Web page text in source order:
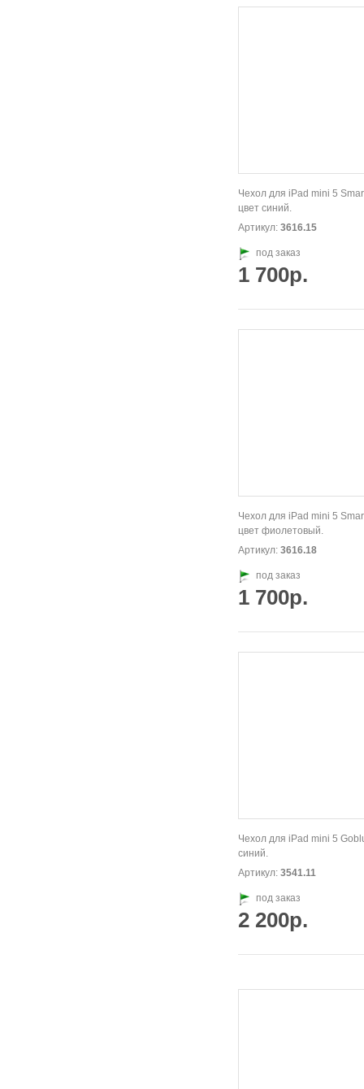
Чехол для iPad mini 5
цвет синий.
Артикул: 3616.15
под заказ
1 700р.
Чехол для iPad mini 5
цвет фиолетовый.
Артикул: 3616.18
под заказ
1 700р.
Чехол для iPad mini 5
синий.
Артикул: 3541.11
под заказ
2 200р.